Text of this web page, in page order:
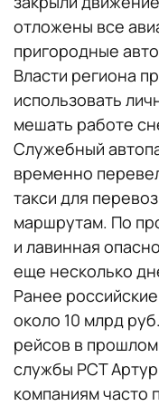
отложены все
пригородные
Власти региона
использовать
мешать работе
Служебный
временно
такси для
маршрутам. По
и лавинная
еще несколько
Ранее
около 10 млрд
рейсов в
службы РСТ
компаниям часто